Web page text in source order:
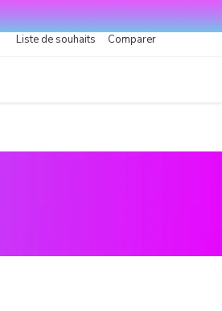
Liste de souhaits Comparer